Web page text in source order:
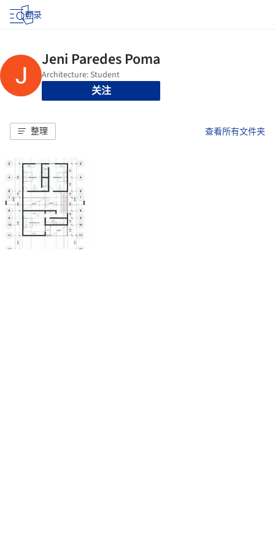
登录
关注
整理 查看所有文件夹